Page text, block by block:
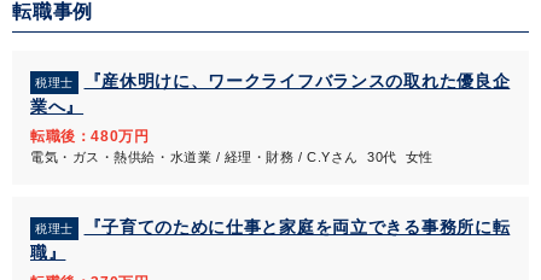
転職事例
税理士
『産休明けに、ワークライフバランスの取れた優良企
業へ』
転職後：480万円
電気・ガス・熱供給・水道業 / 経理・財務 / C.Yさん 30代 女性
税理士
『子育てのために仕事と家庭を両立できる事務所に転
職』